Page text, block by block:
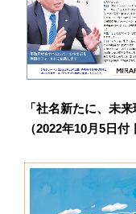
「社名新たに、未
（2022年10月5日付